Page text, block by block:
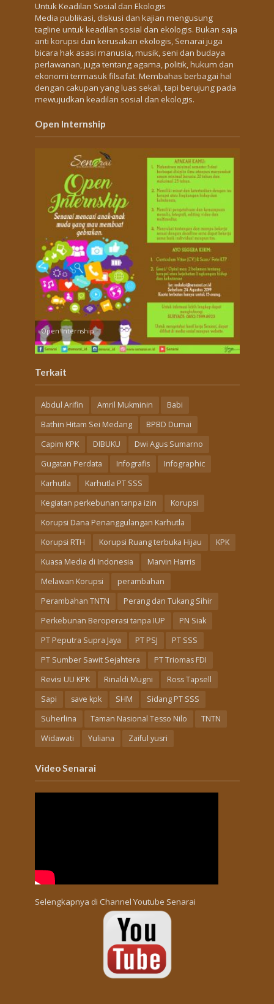
Untuk Keadilan Sosial dan Ekologis
Media publikasi, diskusi dan kajian mengusung
tagline untuk keadilan sosial dan ekologis. Bukan saja
anti korupsi dan kerusakan ekologis, Senarai juga
bicara hak asasi manusia, musik, seni dan budaya
perlawanan, juga tentang agama, politik, hukum dan
ekonomi termasuk filsafat. Membahas berbagai hal
dengan cakupan yang luas sekali, tapi berujung pada
mewujudkan keadilan sosial dan ekologis.
Open Internship
Open Internship
Terkait
Abdul Arifin Amril Mukminin
Babi
Bathin Hitam Sei Medang
BPBD Dumai
Capim KPK
DIBUKU
Dwi Agus Sumarno
Gugatan Perdata
Infografis
Infographic
Karhutla
Karhutla PT SSS
Kegiatan perkebunan tanpa izin
Korupsi
Korupsi Dana Penanggulangan Karhutla
Korupsi RTH
Korupsi Ruang terbuka Hijau
KPK
Kuasa Media di Indonesia
Marvin Harris
Melawan Korupsi
perambahan
Perambahan TNTN
Perang dan Tukang Sihir
Perkebunan Beroperasi tanpa IUP
PN Siak
PT Peputra Supra Jaya
PT PSJ
PT SSS
PT Sumber Sawit Sejahtera
PT Triomas FDI
Revisi UU KPK
Rinaldi Mugni
Ross Tapsell
Sapi
save kpk SHM
Sidang PT SSS
Suherlina
Taman Nasional Tesso Nilo
TNTN
Widawati
Yuliana Zaiful yusri
Video Senarai
Selengkapnya di Channel Youtube Senarai